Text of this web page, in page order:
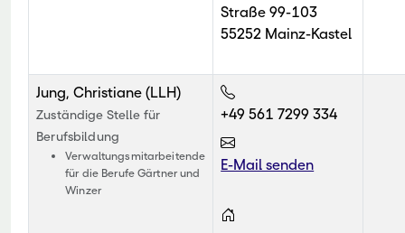
Straße 99-103
55252 Mainz-Kastel
Jung, Christiane (LLH)
Zuständige Stelle für
Berufsbildung
Verwaltungsmitarbeitende
für die Berufe Gärtner und
Winzer
+49 561 7299 334
E-Mail senden